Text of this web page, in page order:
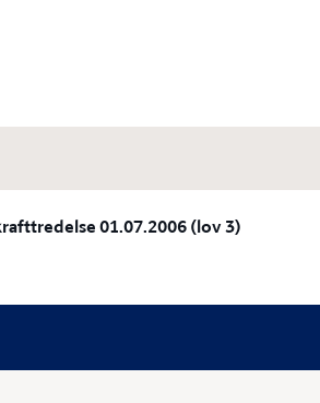
01.07.2006 (lov 3)